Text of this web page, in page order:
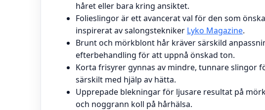
håret eller bara kring ansiktet.
Folieslingor är ett avancerat val för den som
inspirerat av salongstekniker Lyko Magazine.
Brunt och mörkblont hår kräver särskild
efterbehandling för att uppnå önskad ton.
Korta frisyrer gynnas av mindre, tunnare slingor
särskilt med hjälp av hätta.
Upprepade blekningar för ljusare resultat på
och noggrann koll på hårhälsa.